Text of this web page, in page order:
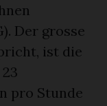
Der grosse
ist die
pro Stunde